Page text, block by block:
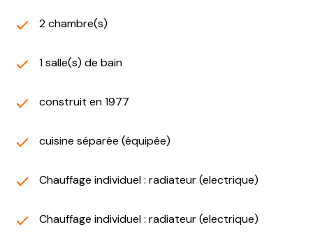
2 chambre(s)
1 salle(s) de bain
construit en 1977
cuisine séparée (équipée)
Chauffage individuel : radiateur (electrique)
Chauffage individuel : radiateur (electrique)